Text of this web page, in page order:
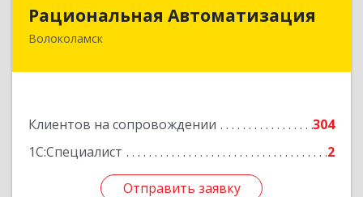
Рациональная Автоматизация
Волоколамск
Клиентов на сопровождении
304
1С:Специалист
2
Отправить заявку
143600, Московская обл, Волоколамский р-н,
Подробнее
Отправить заявку